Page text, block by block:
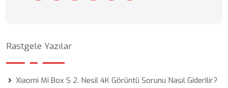
Rastgele Yazılar
Xiaomi Mi Box S 2. Nesil 4K Görüntü Sorunu Nasıl Giderilir?